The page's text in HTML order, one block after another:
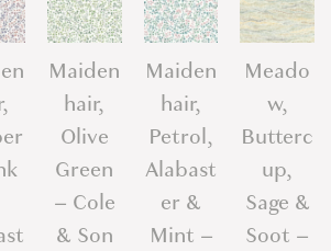
Maiden
hair,
Olive
Green
– Cole
& Son
Maiden
hair,
Petrol,
Alabast
er &
Mint –
Meado
w,
Butterc
up,
Sage &
Soot –